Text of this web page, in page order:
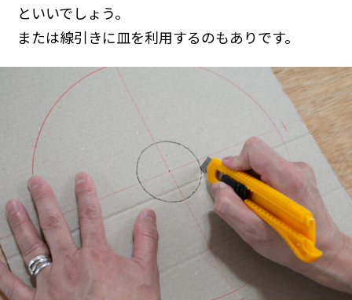
といいでしょう。
または線引きに皿を利用するのもありです。